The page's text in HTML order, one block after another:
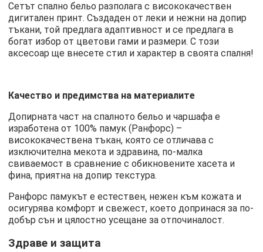
Сетът спално бельо разполага с висококачествен
дигитален принт. Създаден от леки и нежни на допир
тъкани, той предлага адаптивност и се предлага в
богат избор от цветови гами и размери. С този
аксесоар ще внесете стил и характер в своята спалня!
Качество и предимства на материалите
Допирната част на спалното бельо и чаршафа е
изработена от 100% памук (Ранфорс) –
висококачествена тъкан, която се отличава с
изключителна мекота и здравина, по-малка
свиваемост в сравнение с обикновените хасета и
фина, приятна на допир текстура.
Ранфорс памукът е естествен, нежен към кожата и
осигурява комфорт и свежест, което допринася за по-
добър сън и цялостно усещане за отпочиналост.
Здраве и защита